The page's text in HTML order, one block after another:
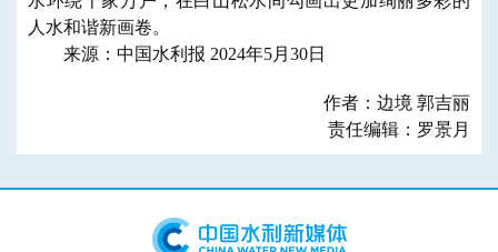
人水和谐新画卷。
来源：中国水利报 2024年5月30日
作者：边境 郭吉丽
责任编辑：罗景月